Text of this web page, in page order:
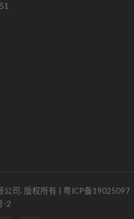
司. 版权所有 | 粤ICP备19025097
-2